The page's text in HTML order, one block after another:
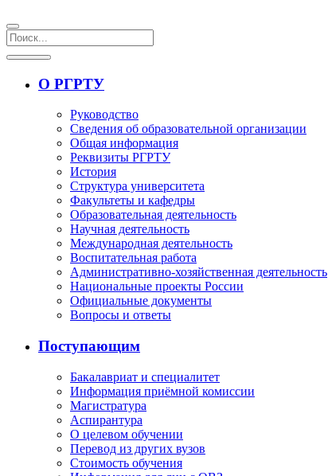
О РГРТУ
Руководство
Сведения об образовательной организации
Общая информация
Реквизиты РГРТУ
История
Структура университета
Факультеты и кафедры
Образовательная деятельность
Научная деятельность
Международная деятельность
Воспитательная работа
Административно-хозяйственная деятельность
Национальные проекты России
Официальные документы
Вопросы и ответы
Поступающим
Бакалавриат и специалитет
Информация приёмной комиссии
Магистратура
Аспирантура
О целевом обучении
Перевод из других вузов
Стоимость обучения